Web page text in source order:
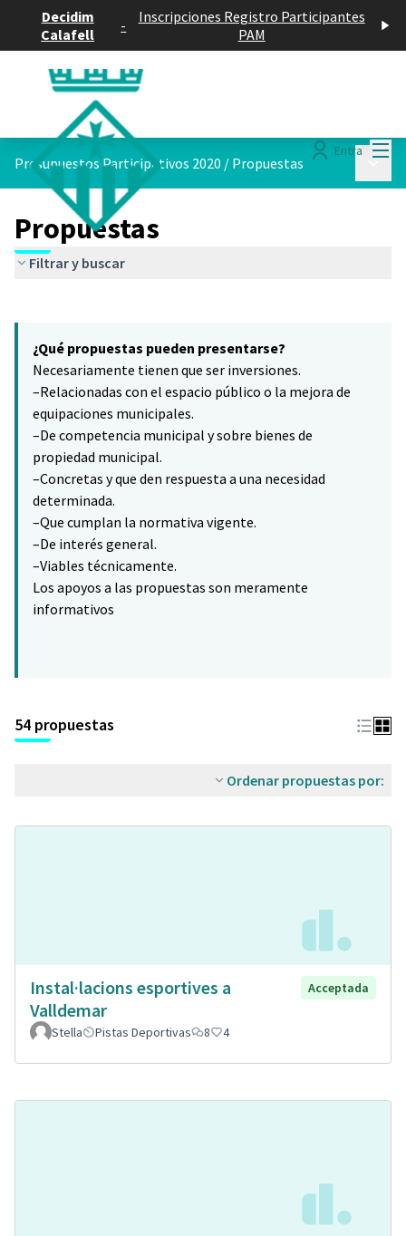
Decidim
Calafell
-
Inscripciones Registro Participantes
PAM
Entra
Presupuestos Participativos 2020 / Propuestas
Propuestas
Filtrar y buscar
−
¿Qué propuestas pueden presentarse?
Necesariamente tienen que ser inversiones.
–Relacionadas con el espacio público o la mejora de
equipaciones municipales.
–De competencia municipal y sobre bienes de
propiedad municipal.
–Concretas y que den respuesta a una necesidad
determinada.
–Que cumplan la normativa vigente.
–De interés general.
–Viables técnicamente.
Los apoyos a las propuestas son meramente
informativos
54 propuestas
Ordenar propuestas por:
Instal·lacions esportives a
Valldemar
Acceptada
Stella Pistas Deportivas 8 4